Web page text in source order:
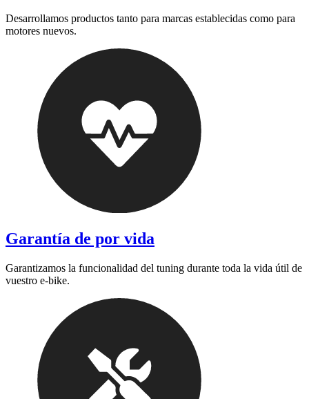
Desarrollamos productos tanto para marcas establecidas como para
motores nuevos.
Garantía de por vida
Garantizamos la funcionalidad del tuning durante toda la vida útil de
vuestro e-bike.